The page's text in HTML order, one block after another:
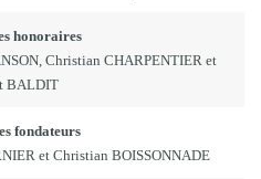
honoraires
Christian CHARPENTIER et
BALDIT
fondateurs
et Christian BOISSONNADE